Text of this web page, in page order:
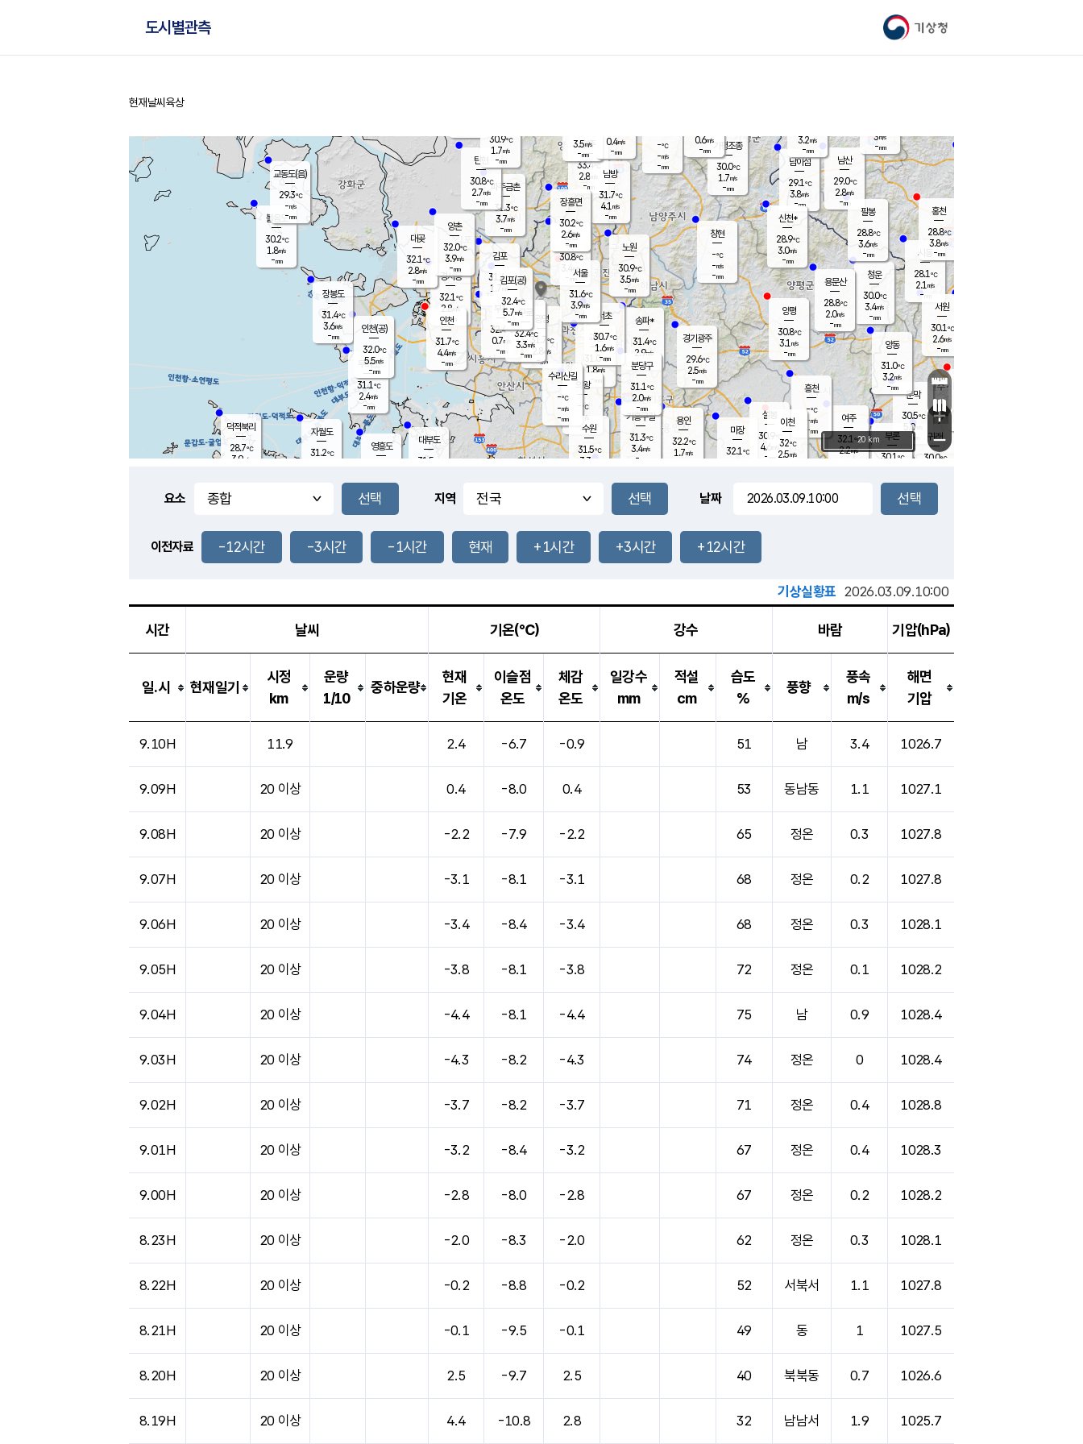
기상청
도시별관측
홈
현재날씨 육상
풍도
2.6m/s
문막
30.5℃
5.0m/s
mm
남이섬
29.1℃
3.8m/s
-mm
무의도
31.1℃
2.4m/s
-mm
영흥도
볼음도
30.2℃
1.8m/s
-mm
자월도
31.2℃
양주
33.4℃
2.8
-mm
부론
30.1 ℃
과천
31.0℃
1.8m/s
- mm
남산
29.0℃
2.8m/s
-mm
장봉도
31.4℃
3.6m/s
-mm
-mm
청운
30.0℃
3.4m/s
-mm
팔봉
28.8℃
3.6m/s
-mm
-mm
용인
32.2℃
1.7m/s
여주
32.1℃
2.2m/s
양동
31.0℃
3.2m/s
-mm
경기광주
29.6℃
2.5m/s
-mm
장호원
3.2m/s
-mm
30.5
℃
대부도
31.5
-
경서동
32.1℃
2.8 m/s
-mm
파주금촌
31.3℃
3.7m/s
-mm
가평조종
30.0℃
1.7m/s
-mm
-℃
-m/s
-mm
대곶
32.1℃
2.8m/s
-mm
신천*
28.9℃
3.0m/s
-mm
창현
-℃
-m/s
-mm
탄현
30.8℃
2.7m/s
-mm
0.6m/s
-mm
32.2℃
1.5m/s
-mm
흥천
-℃
-m/s
-mm
마장
32.1℃
의왕
- ℃
m/s
mm
김포
31.4℃
1.7 m/s
mm
설봉
30.9
4.6
- mm
광명
31.7 ℃
2.8 m/s
-mm
부천
32.4℃
0.7m/s
-mm
-mm
양촌
32.0℃
3.9m/s
-mm
구로
32.4℃
3.3m/s
-mm
은평
30.8℃
3.4 m/s
- mm
노원
30.9℃
3.5m/s
-mm
송파*
31.4℃
2.9m/s
-mm
서초
30.7℃
1.6m/s
-mm
남방
31.7℃
4.1 m/s
-mm
기흥구갈
31.3℃
3.4m/s
-
수리산길
-℃
-m/s
-mm
분당구
31.1℃
2.0m/s
-mm
장흥면
30.2℃
2.6m/s
-mm
3.5m/s
-mm
시동
28.1℃
2.1 m/s
- mm
귀래
30.0℃
서원
30.1℃
2.6m/s
-mm
용문산
28.8℃
2.0m/s
-mm
덕적북리
28.7℃
3.9m/s
인천(공)
32.0℃
5.5m/s
-mm
김포(공)
32.4℃
5.7m/s
-mm
교동도(음)
29.3℃
-m/s
-mm
홍천
28.8℃
3.8m/s
-mm
이천
32℃
2.5m/s
양평
30.8℃
3.1 m/s
-mm
수원
31.5℃
3.3 m/s
인천
31.7℃
4.4m/s
-mm
서울
31.6℃
3.9m/s
-mm
3m/s
-mm
30.9℃
1.7m/s
-mm
0.4m/s
-mm
+
−
20 km
요소 지역 날짜
이전자료 -12시간 -3시간 -1시간 현재 +1시간 +3시간 +12시간
기상실황표 2026.03.09.10:00
시간 날씨 기온(℃) 강수 바람 기압(hPa)
일.시 현재일기
시정
km
운량
1/10
중하운량
현재
기온
이슬점
온도
체감
온도
일강수
mm
적설
cm
습도
%
풍향
풍속
m/s
해면
기압
9.10H 11.9 2.4 -6.7 -0.9 51 남 3.4 1026.7
9.09H 20 이상 0.4 -8.0 0.4 53 동남동 1.1 1027.1
9.08H 20 이상 -2.2 -7.9 -2.2 65 정온 0.3 1027.8
9.07H 20 이상 -3.1 -8.1 -3.1 68 정온 0.2 1027.8
9.06H 20 이상 -3.4 -8.4 -3.4 68 정온 0.3 1028.1
9.05H 20 이상 -3.8 -8.1 -3.8 72 정온 0.1 1028.2
9.04H 20 이상 -4.4 -8.1 -4.4 75 남 0.9 1028.4
9.03H 20 이상 -4.3 -8.2 -4.3 74 정온 0 1028.4
9.02H 20 이상 -3.7 -8.2 -3.7 71 정온 0.4 1028.8
9.01H 20 이상 -3.2 -8.4 -3.2 67 정온 0.4 1028.3
9.00H 20 이상 -2.8 -8.0 -2.8 67 정온 0.2 1028.2
8.23H 20 이상 -2.0 -8.3 -2.0 62 정온 0.3 1028.1
8.22H 20 이상 -0.2 -8.8 -0.2 52 서북서 1.1 1027.8
8.21H 20 이상 -0.1 -9.5 -0.1 49 동 1 1027.5
8.20H 20 이상 2.5 -9.7 2.5 40 북북동 0.7 1026.6
8.19H 20 이상 4.4 -10.8 2.8 32 남남서 1.9 1025.7